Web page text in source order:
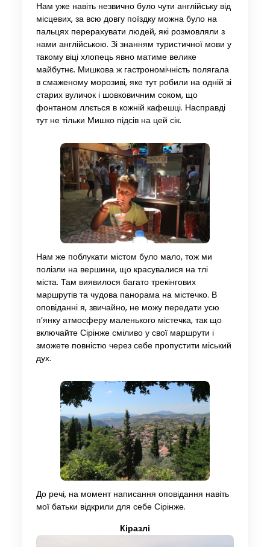
Нам уже навіть незвично було чути англійську від
місцевих, за всю довгу поїздку можна було на
пальцях перерахувати людей, які розмовляли з
нами англійською. Зі знанням туристичної мови у
такому віці хлопець явно матиме велике
майбутнє. Мишкова ж гастрономічність полягала
в смаженому морозиві, яке тут робили на одній зі
старих вуличок і шовковичним соком, що
фонтаном ллється в кожній кафешці. Насправді
тут не тільки Мишко підсів на цей сік.
Нам же поблукати містом було мало, тож ми
полізли на вершини, що красувалися на тлі
міста. Там виявилося багато трекінгових
маршрутів та чудова панорама на містечко. В
оповіданні я, звичайно, не можу передати усю
п’янку атмосферу маленького містечка, так що
включайте Сірінже сміливо у свої маршрути і
зможете повністю через себе пропустити міський
дух.
До речі, на момент написання оповідання навіть
мої батьки відкрили для себе Сірінже.
Кіразлі